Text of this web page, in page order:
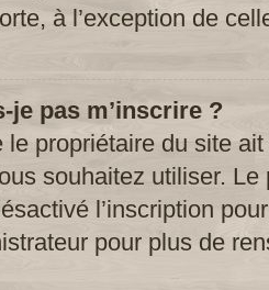
à l’exception de
je pas m’inscrire ?
le propriétaire du site
souhaitez utiliser.
l’inscription
pour plus de